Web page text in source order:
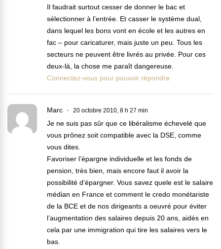
Il faudrait surtout cesser de donner le bac et
sélectionner à l’entrée. Et casser le système dual,
dans lequel les bons vont en école et les autres en
fac – pour caricaturer, mais juste un peu. Tous les
secteurs ne peuvent être livrés au privée. Pour ces
deux-là, la chose me paraît dangereuse.
Connectez-vous pour pouvoir répondre
Marc 20 octobre 2010, 8 h 27 min
Je ne suis pas sûr que ce libéralisme échevelé que
vous prônez soit compatible avec la DSE, comme
vous dites.
Favoriser l’épargne individuelle et les fonds de
pension, très bien, mais encore faut il avoir la
possibilité d’épargner. Vous savez quele est le salaire
médian en France et comment le credo monétariste
de la BCE et de nos dirigeants a oeuvré pour éviter
l’augmentation des salaires depuis 20 ans, aidés en
cela par une immigration qui tire les salaires vers le
bas.